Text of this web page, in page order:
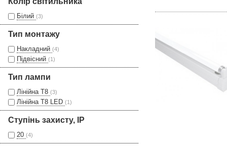
Білий (3)
Тип монтажу
Накладний (4)
Підвісний (1)
Тип лампи
Лінійна Т8 (3)
Лінійна Т8 LED (1)
Ступінь захисту, IP
20 (4)